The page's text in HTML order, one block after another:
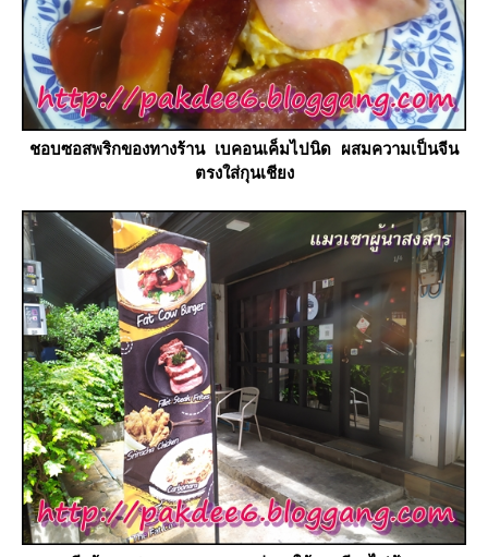
ชอบซอสพริกของทางร้าน เบคอนเค็มไปนิด ผสมความเป็นจีน
ตรงใส่กุนเชียง